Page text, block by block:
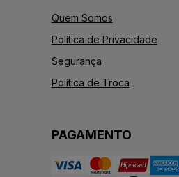
Quem Somos
Política de Privacidade
Segurança
Política de Troca
PAGAMENTO